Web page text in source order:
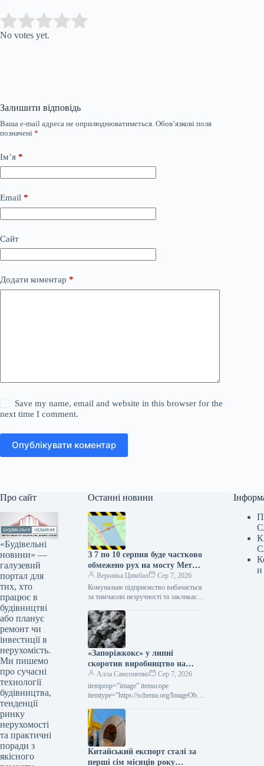
Rate this item:
No votes yet.
Залишити відповідь
Ваша e-mail адреса не оприлюднюватиметься. Обов’язкові поля
позначені *
Ім’я *
Email *
Сайт
Додати коментар *
Save my name, email and website in this browser for the
next time I comment.
Опублікувати коментар
Про сайт
«Будівельні
новини» —
галузевий
портал для
тих, хто
працює в
будівництві
або планує
ремонт чи
інвестиції в
нерухомість.
Ми пишемо
про сучасні
технології
будівництва,
тенденції
ринку
нерухомості
та практичні
поради з
якісного
Останні новини
З 7 по 10 серпня буде частково
обмежено рух на мосту Метро
(схема)
Вероніка Цимбал
Сер 7, 2026
Комунальне підприємство вибачається
за тимчасові незручності та закликає
плануванні своїх поїздок. Сьогодні,
11:56 Фото: kyivcity.com.ua Ремонт
дорожнього…
«Запоріжкокс» у липні
скоротив виробництво на
15,3% порівняно з попереднім
місяцем.
Алла Самсоненко
Сер 7, 2026
itemprop=”image” itemscope
itemtype=”https://schema.org/ImageObje
Новини Компанії виробництво коксу
Роздрукувати 130 07 Серпня 2026
«Запоріжкокс» у липні скоротив
випуск продукції…
Китайський експорт сталі за
перші сім місяців року
и